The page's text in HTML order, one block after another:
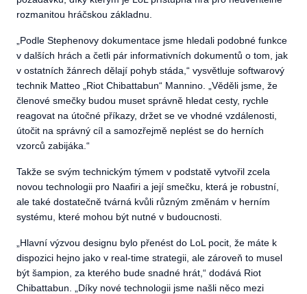
rozmanitou hráčskou základnu.
Podle Stephenovy dokumentace jsme hledali podobné funkce
v dalších hrách a četli pár informativních dokumentů o tom, jak
v ostatních žánrech dělají pohyb stáda,“ vysvětluje softwarový
technik Matteo „Riot Chibattabun“ Mannino. „Věděli jsme, že
členové smečky budou muset správně hledat cesty, rychle
reagovat na útočné příkazy, držet se ve vhodné vzdálenosti,
útočit na správný cíl a samozřejmě neplést se do herních
vzorců zabijáka.“
Takže se svým technickým týmem v podstatě vytvořil zcela
novou technologii pro Naafiri a její smečku, která je robustní,
ale také dostatečně tvárná kvůli různým změnám v herním
systému, které mohou být nutné v budoucnosti.
Hlavní výzvou designu bylo přenést do LoL pocit, že máte k
dispozici hejno jako v real-time strategii, ale zároveň to musel
být šampion, za kterého bude snadné hrát,“ dodává Riot
Chibattabun. „Díky nové technologii jsme našli něco mezi